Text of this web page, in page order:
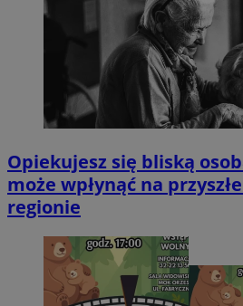
Opiekujesz się bliską
może wpłynąć na
regionie